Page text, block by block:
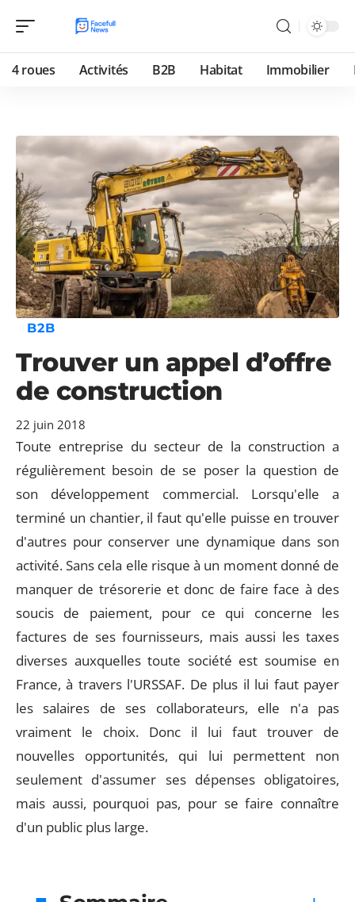
4 roues Activités B2B Habitat Immobilier
B2B
Trouver un appel d’offre
de construction
22 juin 2018
Toute entreprise du secteur de la construction a
régulièrement besoin de se poser la question de
son développement commercial. Lorsqu'elle a
terminé un chantier, il faut qu'elle puisse en trouver
d'autres pour conserver une dynamique dans son
activité. Sans cela elle risque à un moment donné de
manquer de trésorerie et donc de faire face à des
soucis de paiement, pour ce qui concerne les
factures de ses fournisseurs, mais aussi les taxes
diverses auxquelles toute société est soumise en
France, à travers l'URSSAF. De plus il lui faut payer
les salaires de ses collaborateurs, elle n'a pas
vraiment le choix. Donc il lui faut trouver de
nouvelles opportunités, qui lui permettent non
seulement d'assumer ses dépenses obligatoires,
mais aussi, pourquoi pas, pour se faire connaître
d'un public plus large.